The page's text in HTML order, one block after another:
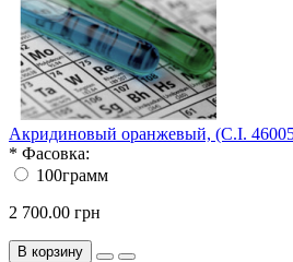
Акридиновый оранжевый, (C.I.
* Фасовка:
100грамм
2 700.00 грн
В корзину